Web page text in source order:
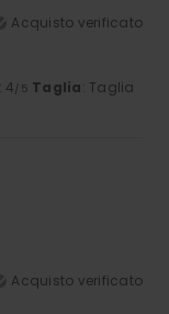
Acquisto verificato
: 4 /5 Taglia: Taglia
Acquisto verificato